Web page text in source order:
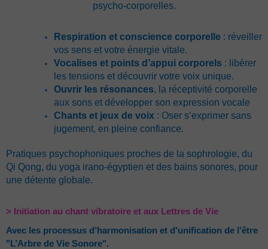
psycho-corporelles.
Respiration et conscience corporelle : réveiller
vos sens et votre énergie vitale.
Vocalises et points d’appui corporels : libérer
les tensions et découvrir votre voix unique.
Ouvrir les résonances, la réceptivité corporelle
aux sons et développer son expression vocale
Chants et jeux de voix : Oser s’exprimer sans
jugement, en pleine confiance.
Pratiques psychophoniques proches de la sophrologie, du
Qi Qong, du yoga irano-égyptien et des bains sonores, pour
une détente globale.
> Initiation au chant vibratoire et aux Lettres de Vie
Avec les processus d’harmonisation et d'unification de l'être
"L’Arbre de Vie Sonore".